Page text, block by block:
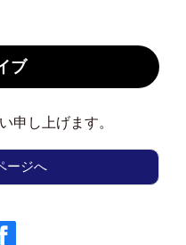
ブ
申し上げます。
ージへ